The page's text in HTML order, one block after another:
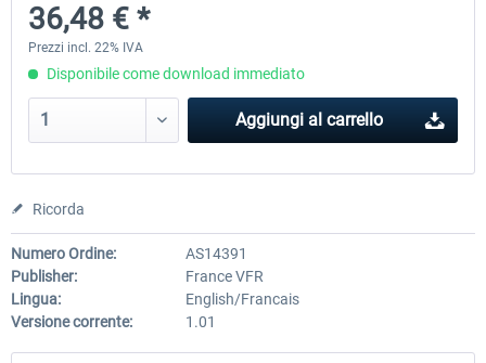
36,48 € *
Prezzi incl. 22% IVA
Disponibile come download immediato
Aggiungi al carrello
Ricorda
Numero Ordine:
AS14391
Publisher:
France VFR
Lingua:
English/Francais
Versione corrente:
1.01